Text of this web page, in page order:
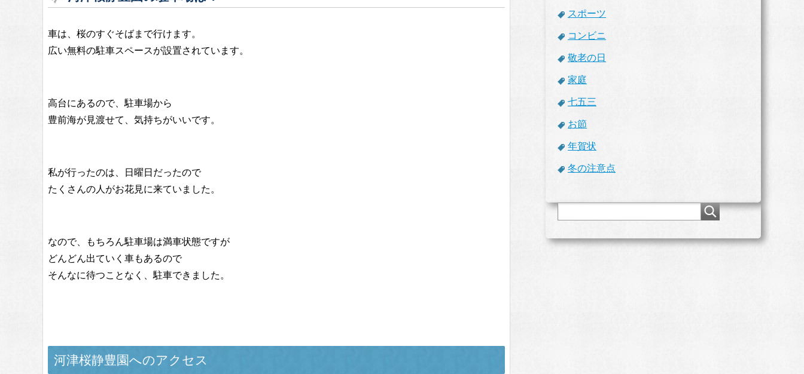
車は、桜のすぐそばまで行けます。
広い無料の駐車スペースが設置されています。
高台にあるので、駐車場から
豊前海が見渡せて、気持ちがいいです。
私が行ったのは、日曜日だったので
たくさんの人がお花見に来ていました。
なので、もちろん駐車場は満車状態ですが
どんどん出ていく車もあるので
そんなに待つことなく、駐車できました。
河津桜静豊園へのアクセス
スポーツ
コンビニ
敬老の日
家庭
七五三
お節
年賀状
冬の注意点